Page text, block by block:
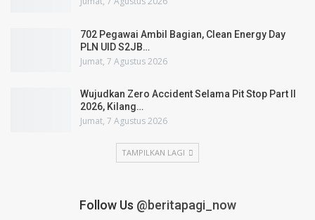
702 Pegawai Ambil Bagian, Clean Energy Day
PLN UID S2JB…
Jumat, 7 Agustus 2026
Wujudkan Zero Accident Selama Pit Stop Part II
2026, Kilang…
Jumat, 7 Agustus 2026
TAMPILKAN LAGI
Follow Us @beritapagi_now